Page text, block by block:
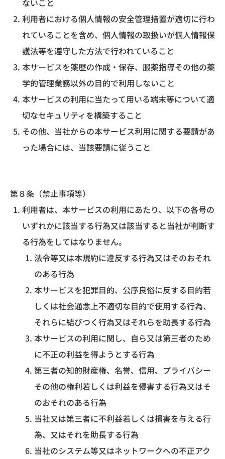
ないこと
利用者における個人情報の安全管理措置が適切に行わ
れていることを含め、個人情報の取扱いが個人情報保
護法等を遵守した方法で行われていること
本サービスを薬歴の作成・保存、服薬指導その他の薬
学的管理業務以外の目的で利用しないこと
本サービスの利用に当たって用いる端末等について適
切なセキュリティを構築すること
その他、当社からの本サービス利用に関する要請があ
った場合には、当該要請に従うこと
第８条（禁止事項等）
利用者は、本サービスの利用にあたり、以下の各号の
いずれかに該当する行為又は該当すると当社が判断す
る行為をしてはなりません。
法令等又は本規約に違反する行為又はそのおそれ
のある行為
本サービスを犯罪目的、公序良俗に反する目的若
しくは社会通念上不適切な目的で使用する行為、
それらに結びつく行為又はそれらを助長する行為
本サービスの利用に関し、自ら又は第三者のため
に不正の利益を得ようとする行為
第三者の知的財産権、名誉、信用、プライバシー
その他の権利若しくは利益を侵害する行為又はそ
のおそれのある行為
当社又は第三者に不利益若しくは損害を与える行
為、又はそれを助長する行為
当社のシステム等又はネットワークへの不正アク